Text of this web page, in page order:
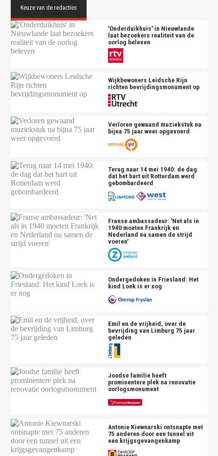
'Onderduikhuis' in Nieuwlande
laat bezoekers realiteit van de
oorlog beleven
Wijkbewoners Leidsche Rijn
richten bevrijdingsmonument op
Verloren gewaand muziekstuk na
bijna 75 jaar weer opgevoerd
Terug naar 14 mei 1940: de dag
dat het hart uit Rotterdam werd
gebombardeerd
Franse ambassadeur: 'Net als in
1940 moeten Frankrijk en
Nederland nu samen de strijd
voeren'
Ondergedoken in Friesland: Het
kind Loek is er nog
Emil en de vrijheid, over de
bevrijding van Limburg 75 jaar
geleden
Joodse familie heeft
prominentere plek na renovatie
oorlogsmonument
Antonie Kiewnarski ontsnapte met
75 anderen door een tunnel uit
een krijgsgevangenkamp